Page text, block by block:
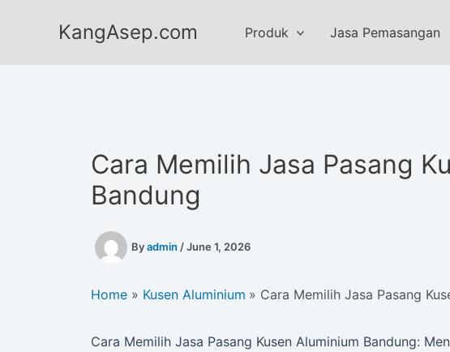
KangAsep.com Produk Jasa Pemasangan
Cara Memilih Jasa Pasang
Bandung
Byadmin /June 1, 2026
Home Kusen Aluminium Cara Memilih Jasa Pasang
Cara Memilih Jasa Pasang Kusen Aluminium Bandung: